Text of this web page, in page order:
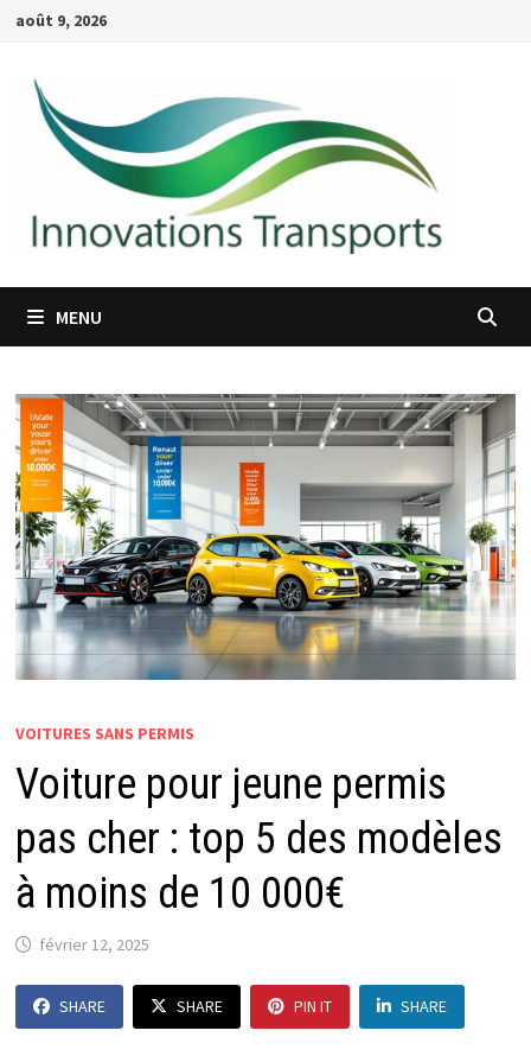
Passer
contenu
août 9, 2026
MENU
VOITURES SANS PERMIS
Voiture pour jeune permis
pas cher : top 5 des modèles
à moins de 10 000€
février 12, 2025
SHARE SHARE PIN IT SHARE